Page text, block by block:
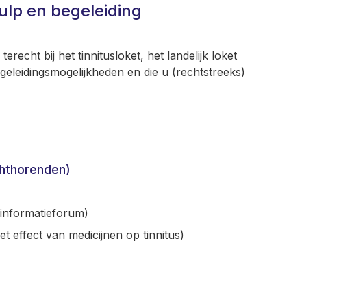
en begeleiding
bij het tinnitusloket, het landelijk loket
en die u (rechtstreeks)
effect van medicijnen op tinnitus)